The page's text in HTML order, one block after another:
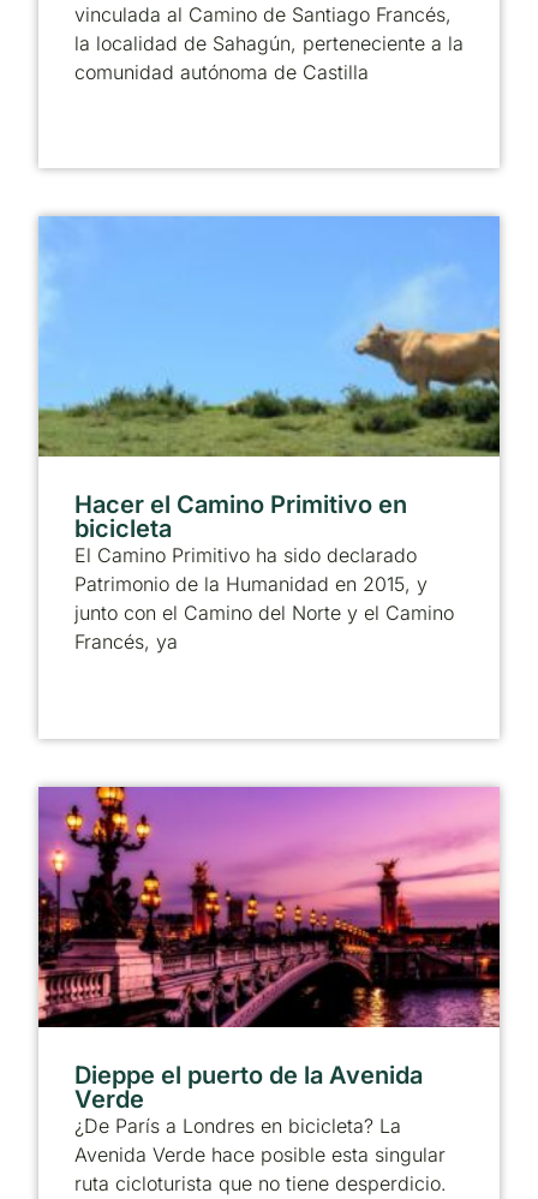
vinculada al Camino de Santiago Francés,
la localidad de Sahagún, perteneciente a la
comunidad autónoma de Castilla
Hacer el Camino Primitivo en
bicicleta
El Camino Primitivo ha sido declarado
Patrimonio de la Humanidad en 2015, y
junto con el Camino del Norte y el Camino
Francés, ya
Dieppe el puerto de la Avenida
Verde
¿De París a Londres en bicicleta? La
Avenida Verde hace posible esta singular
ruta cicloturista que no tiene desperdicio.